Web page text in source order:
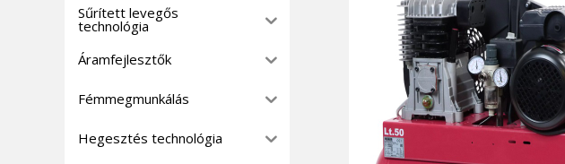
Sűrített levegős
technológia
Áramfejlesztők
Fémmegmunkálás
Hegesztés technológia